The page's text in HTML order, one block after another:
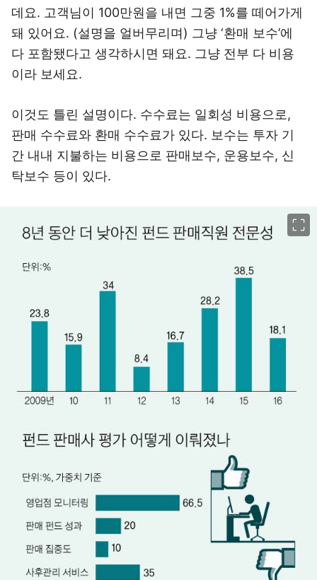
데요. 고객님이 100만원을 내면 그중 1%를 떼어가게
돼 있어요. (설명을 얼버무리며) 그냥 ‘환매 보수’에
다 포함됐다고 생각하시면 돼요. 그냥 전부 다 비용
이라 보세요.
이것도 틀린 설명이다. 수수료는 일회성 비용으로,
판매 수수료와 환매 수수료가 있다. 보수는 투자 기
간 내내 지불하는 비용으로 판매보수, 운용보수, 신
탁보수 등이 있다.